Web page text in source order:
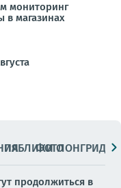
мониторинг
в магазинах
ПАБЛИКИ
ФОТОЛОНГРИДЫ
продолжиться в